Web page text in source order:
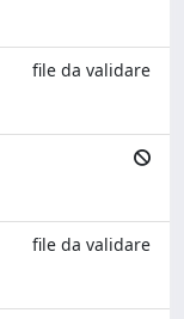
file da validare
file da validare